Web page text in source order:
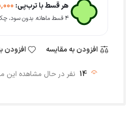
هر قسط با ترب‌پی:
۴ قسط ماهانه. بدون سود، چک و ضامن.
افزودن به مقایسه افزودن
14 نفر در حال مشاهده